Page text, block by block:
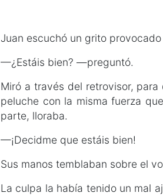
Juan escuchó un grito
—¿Estáis bien? —preguntó.
Miró a través del retrovisor,
peluche con la misma fuerza
parte, lloraba.
—¡Decidme que estáis bien!
Sus manos temblaban sobre el
La culpa la había tenido un mal